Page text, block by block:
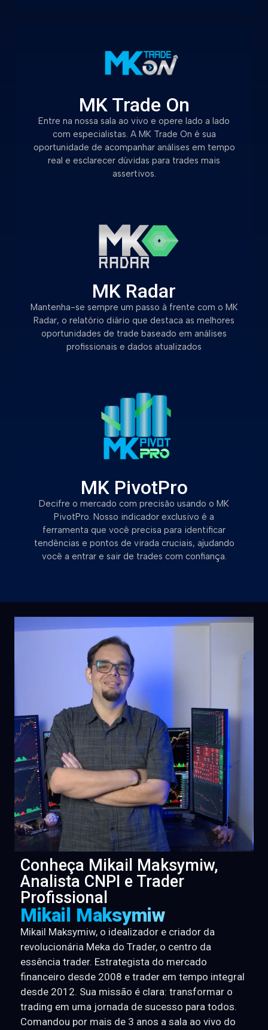
MK Trade On
Entre na nossa sala ao vivo e opere lado a lado
com especialistas. A MK Trade On é sua
oportunidade de acompanhar análises em tempo
real e esclarecer dúvidas para trades mais
assertivos.
MK Radar
Mantenha-se sempre um passo à frente com o MK
Radar, o relatório diário que destaca as melhores
oportunidades de trade baseado em análises
profissionais e dados atualizados
MK PivotPro
Decifre o mercado com precisão usando o MK
PivotPro. Nosso indicador exclusivo é a
ferramenta que você precisa para identificar
tendências e pontos de virada cruciais, ajudando
você a entrar e sair de trades com confiança.
Conheça Mikail Maksymiw,
Analista CNPI e Trader
Profissional
Mikail Maksymiw
Mikail Maksymiw, o idealizador e criador da
revolucionária Meka do Trader, o centro da
essência trader. Estrategista do mercado
financeiro desde 2008 e trader em tempo integral
desde 2012. Sua missão é clara: transformar o
trading em uma jornada de sucesso para todos.
Comandou por mais de 3 anos a sala ao vivo do